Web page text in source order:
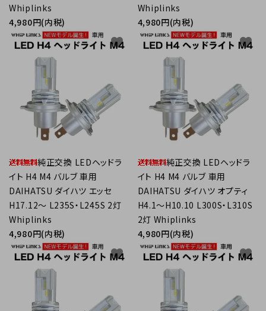
Whiplinks
4,980円(内税)
Whiplinks
4,980円(内税)
純正交換 LEDヘッドラ
イト H4 M4 バルブ 車用
DAIHATSU ダイハツ エッセ
H17.12～ L235S・L245S 2灯
Whiplinks
4,980円(内税)
favorite
純正交換 LEDヘッドラ
イト H4 M4 バルブ 車用
DAIHATSU ダイハツ オプティ
H4.1～H10.10 L300S・L310S
2灯 Whiplinks
4,980円(内税)
favorite
favorite favorite